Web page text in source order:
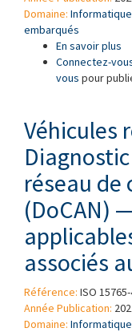
Domaine:
embarqués
En savoir plus
Connectez-
vous pour
Véhicules
réseau
(DoCAN)
associés
Référence: ISO
Année Publication:
Domaine: